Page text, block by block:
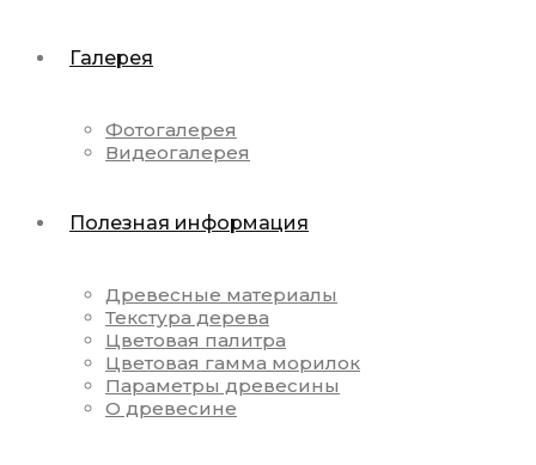
Галерея
Фотогалерея
Видеогалерея
Полезная информация
Древесные материалы
Текстура дерева
Цветовая палитра
Цветовая гамма морилок
Параметры древесины
О древесине